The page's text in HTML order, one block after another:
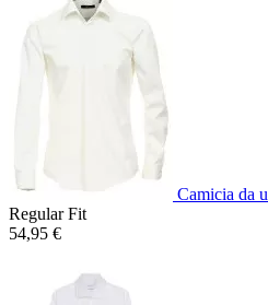
Camicia da
Regular Fit
54,95 €